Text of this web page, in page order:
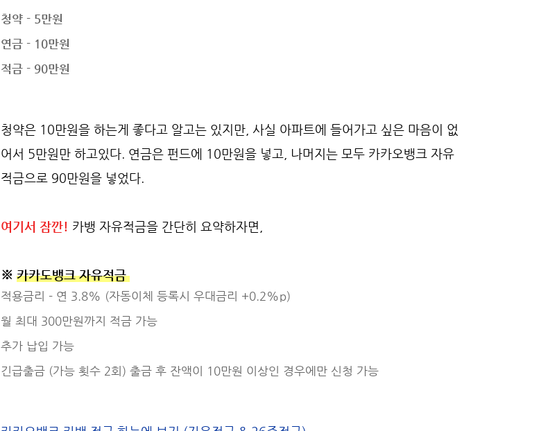
청약 - 5만원
연금 - 10만원
적금 - 90만원
청약은 10만원을 하는게 좋다고 알고는 있지만, 사실 아파트에 들어가고 싶은 마음이 없
어서 5만원만 하고있다. 연금은 펀드에 10만원을 넣고, 나머지는 모두 카카오뱅크 자유
적금으로 90만원을 넣었다.
여기서 잠깐! 카뱅 자유적금을 간단히 요약하자면,
※ 카카도뱅크 자유적금
적용금리 - 연 3.8% (자동이체 등록시 우대금리 +0.2%p)
월 최대 300만원까지 적금 가능
추가 납입 가능
긴급출금 (가능 횟수 2회) 출금 후 잔액이 10만원 이상인 경우에만 신청 가능